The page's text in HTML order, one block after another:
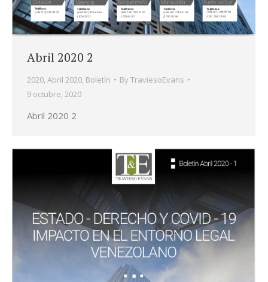
Abril 2020 2
2020, Abril 2020, Boletín ByTraviesoEvans
9 octubre, 2020
Abril 2020 2